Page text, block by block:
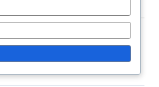
for Barn: Størrelse,